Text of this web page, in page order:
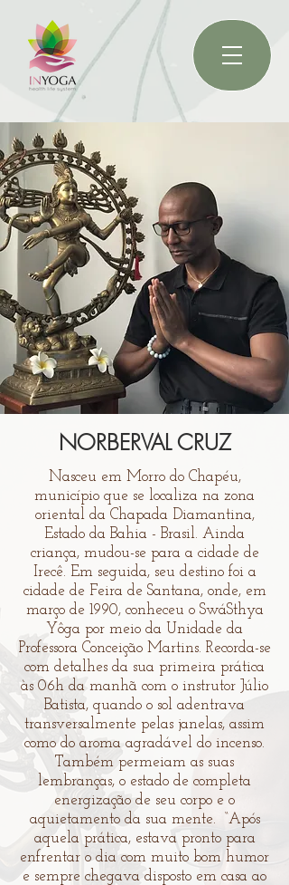
NORBERVAL CRUZ
Nasceu em Morro do Chapéu,
município que se localiza na zona
oriental da Chapada Diamantina,
Estado da Bahia - Brasil. Ainda
criança, mudou-se para a cidade de
Irecê. Em seguida, seu destino foi a
cidade de Feira de Santana, onde, em
março de 1990, conheceu o SwáSthya
Yôga por meio da Unidade da
Professora Conceição Martins. Recorda-se
com detalhes da sua primeira prática
às 06h da manhã com o instrutor Júlio
Batista, quando o sol adentrava
transversalmente pelas janelas, assim
como do aroma agradável do incenso.
Também permeiam as suas
lembranças, o estado de completa
energização de seu corpo e o
aquietamento da sua mente. “Após
aquela prática, estava pronto para
enfrentar o dia com muito bom humor
e sempre chegava disposto em casa ao